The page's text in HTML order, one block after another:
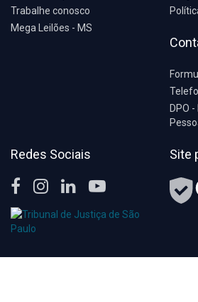
Trabalhe conosco
Mega Leilões - MS
DPO
Redes Sociais Site